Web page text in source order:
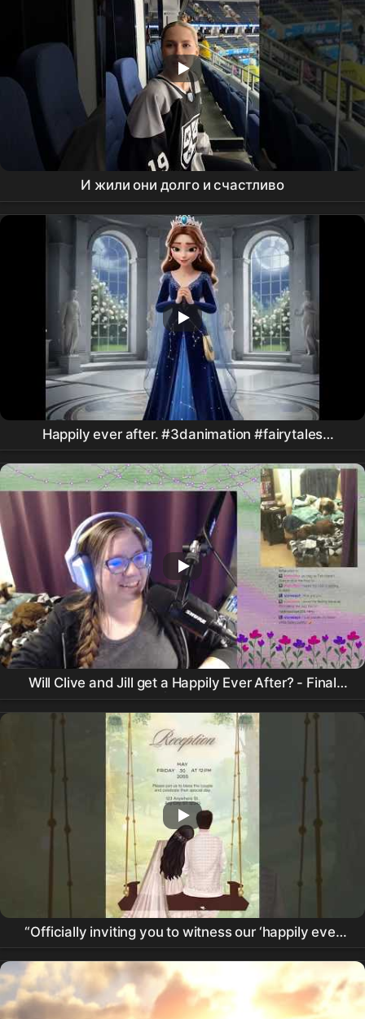
И жили они долго и счастливо
Happily ever after. #3danimation #fairytales
#animatedfairytales #bedtimestory
Will Clive and Jill get a Happily Ever After? - Final
Fantasy XVI | Blind Playthrough
“Officially inviting you to witness our ‘happily ever
after’ ✨” #shaadi #wedding #invitation